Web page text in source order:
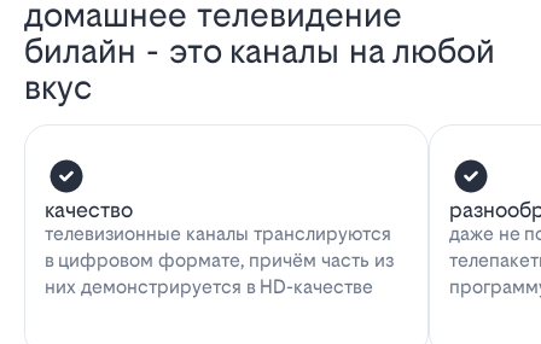
домашнее телевидение
билайн - это каналы на любой
вкус
качество
телевизионные каналы транслируются
в цифровом формате, причём часть из
них демонстрируется в HD-качестве
даже не